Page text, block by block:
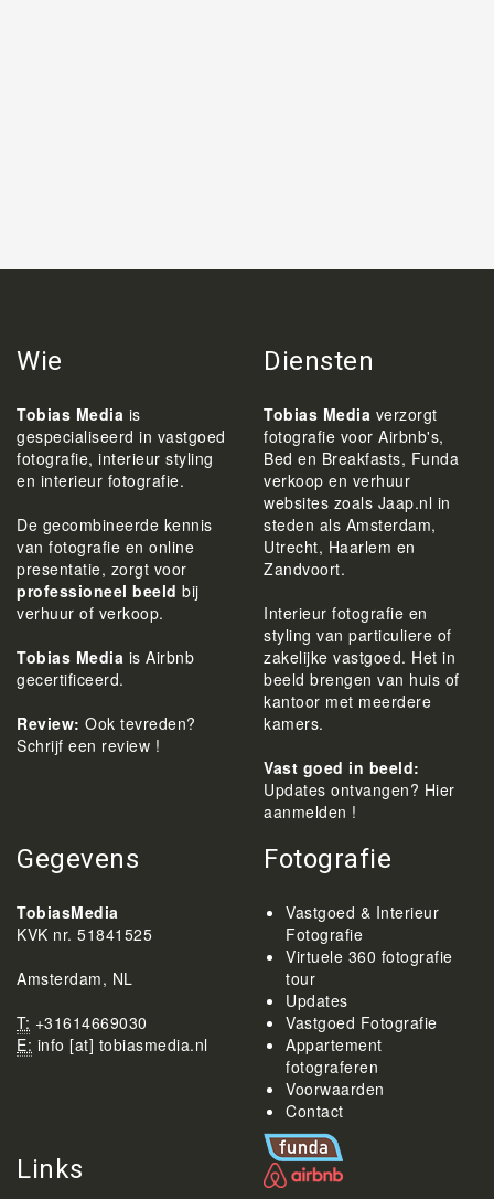
Wie
Tobias Media is
gespecialiseerd in vastgoed
fotografie, interieur styling
en interieur fotografie.
De gecombineerde kennis
van fotografie en online
presentatie, zorgt voor
professioneel beeld bij
verhuur of verkoop.
Tobias Media is Airbnb
gecertificeerd.
Review: Ook tevreden?
Schrijf een review !
Diensten
Tobias Media verzorgt
fotografie voor Airbnb's,
Bed en Breakfasts, Funda
verkoop en verhuur
websites zoals Jaap.nl in
steden als Amsterdam,
Utrecht, Haarlem en
Zandvoort.
Interieur fotografie en
styling van particuliere of
zakelijke vastgoed. Het in
beeld brengen van huis of
kantoor met meerdere
kamers.
Vast goed in beeld:
Updates ontvangen? Hier
aanmelden !
Gegevens
TobiasMedia
KVK nr. 51841525
Amsterdam, NL
T: +31614669030
E: info [at] tobiasmedia.nl
Fotografie
Vastgoed & Interieur
Fotografie
Virtuele 360 fotografie
tour
Updates
Vastgoed Fotografie
Appartement
fotograferen
Voorwaarden
Contact
Links